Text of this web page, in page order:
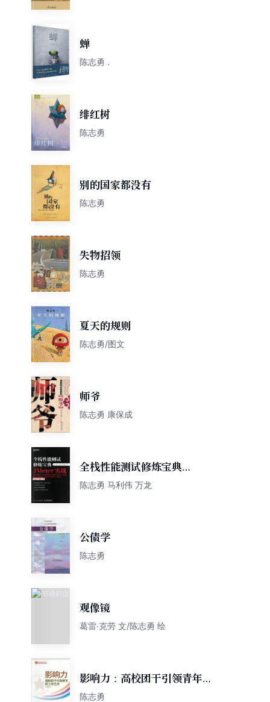
蝉
陈志勇 .
绯红树
陈志勇
别的国家都没有
陈志勇
失物招领
陈志勇
夏天的规则
陈志勇/图文
师爷
陈志勇 康保成
全栈性能测试修炼宝典
JMeter实战(异步图书出品)
陈志勇 马利伟 万龙
公债学
陈志勇
观像镜
葛雷·克劳 文/陈志勇 绘
影响力：高校团干引领青年的
工作艺术
陈志勇